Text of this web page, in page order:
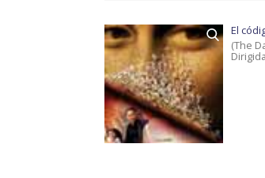
El
(The